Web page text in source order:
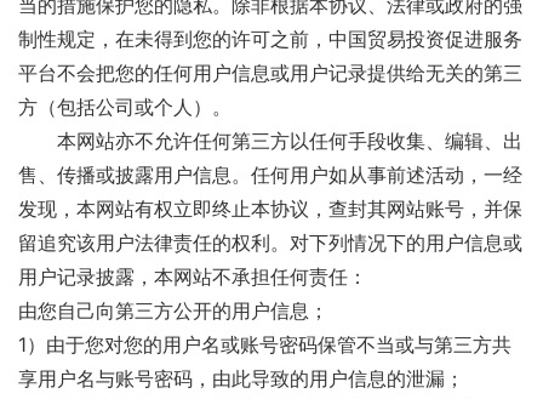
当的措施保护您的隐私。除非根据本协议、法律或政府的强
制性规定，在未得到您的许可之前，中国贸易投资促进服务
平台不会把您的任何用户信息或用户记录提供给无关的第三
方（包括公司或个人）。
本网站亦不允许任何第三方以任何手段收集、编辑、出
售、传播或披露用户信息。任何用户如从事前述活动，一经
发现，本网站有权立即终止本协议，查封其网站账号，并保
留追究该用户法律责任的权利。对下列情况下的用户信息或
用户记录披露，本网站不承担任何责任：
由您自己向第三方公开的用户信息；
1）由于您对您的用户名或账号密码保管不当或与第三方共
享用户名与账号密码，由此导致的用户信息的泄漏；